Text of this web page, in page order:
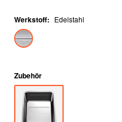
Werkstoff: Edelstahl
Zubehör